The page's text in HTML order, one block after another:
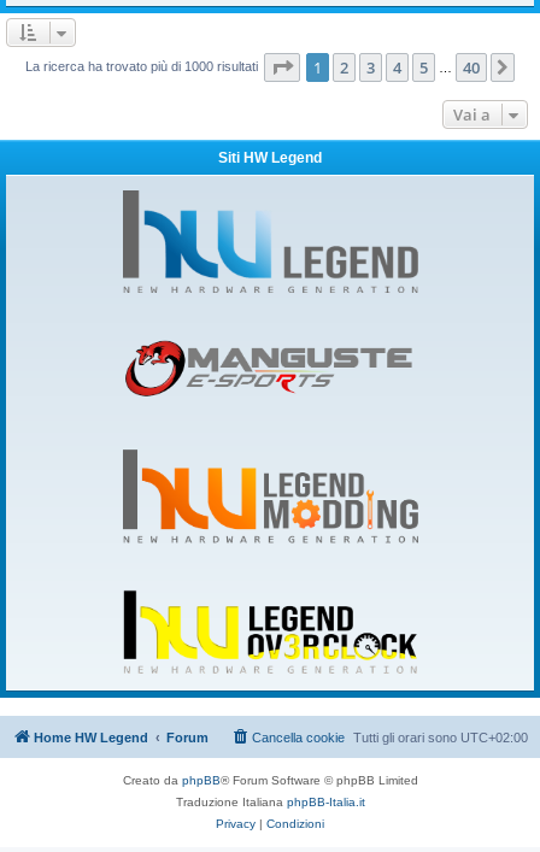
La ricerca ha trovato più di 1000 risultati Pagina di 40
1 2 3 4 5 40
Vai a
Siti HW Legend
Home HW Legend Forum Tutti gli orari sono UTC+02:00
Cancella cookie
Creato da phpBB® Forum Software © phpBB Limited
Traduzione Italiana phpBB-Italia.it
Privacy | Condizioni